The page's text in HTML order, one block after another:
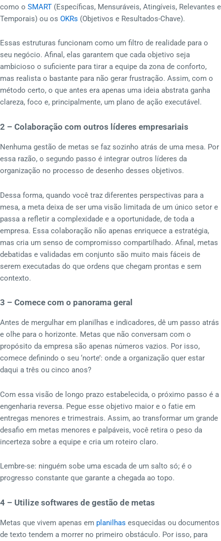
como o SMART (Específicas, Mensuráveis, Atingíveis, Relevantes e
Temporais) ou os OKRs (Objetivos e Resultados-Chave).
Essas estruturas funcionam como um filtro de realidade para o
seu negócio. Afinal, elas garantem que cada objetivo seja
ambicioso o suficiente para tirar a equipe da zona de conforto,
mas realista o bastante para não gerar frustração. Assim, com o
método certo, o que antes era apenas uma ideia abstrata ganha
clareza, foco e, principalmente, um plano de ação executável.
2 – Colaboração com outros líderes empresariais
Nenhuma gestão de metas se faz sozinho atrás de uma mesa. Por
essa razão, o segundo passo é integrar outros líderes da
organização no processo de desenho desses objetivos.
Dessa forma, quando você traz diferentes perspectivas para a
mesa, a meta deixa de ser uma visão limitada de um único setor e
passa a refletir a complexidade e a oportunidade, de toda a
empresa. Essa colaboração não apenas enriquece a estratégia,
mas cria um senso de compromisso compartilhado. Afinal, metas
debatidas e validadas em conjunto são muito mais fáceis de
serem executadas do que ordens que chegam prontas e sem
contexto.
3 – Comece com o panorama geral
Antes de mergulhar em planilhas e indicadores, dê um passo atrás
e olhe para o horizonte. Metas que não conversam com o
propósito da empresa são apenas números vazios. Por isso,
comece definindo o seu ‘norte’: onde a organização quer estar
daqui a três ou cinco anos?
Com essa visão de longo prazo estabelecida, o próximo passo é a
engenharia reversa. Pegue esse objetivo maior e o fatie em
entregas menores e trimestrais. Assim, ao transformar um grande
desafio em metas menores e palpáveis, você retira o peso da
incerteza sobre a equipe e cria um roteiro claro.
Lembre-se: ninguém sobe uma escada de um salto só; é o
progresso constante que garante a chegada ao topo.
4 – Utilize softwares de gestão de metas
Metas que vivem apenas em planilhas esquecidas ou documentos
de texto tendem a morrer no primeiro obstáculo. Por isso, para